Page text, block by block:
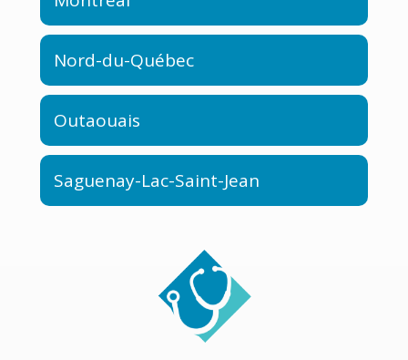
Nord-du-Québec
Outaouais
Saguenay-Lac-Saint-Jean